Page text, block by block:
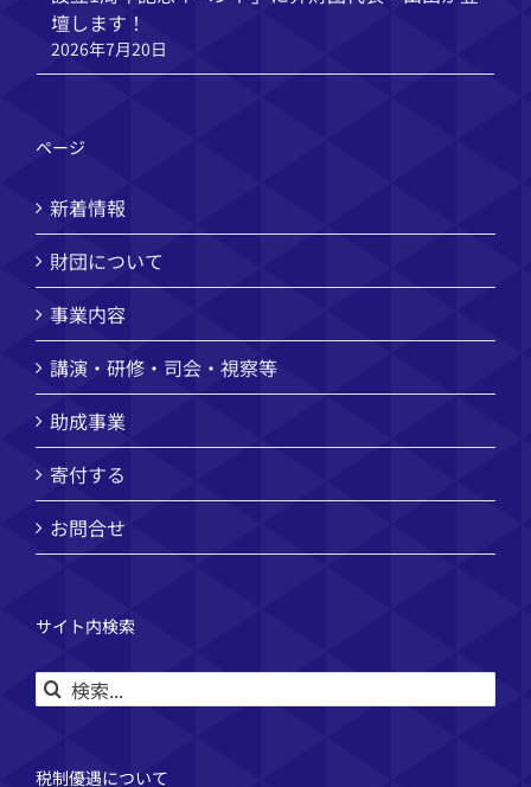
壇します！
2026年7月20日
ページ
新着情報
財団について
事業内容
講演・研修・司会・視察等
助成事業
寄付する
お問合せ
サイト内検索
検
索
税制優遇について